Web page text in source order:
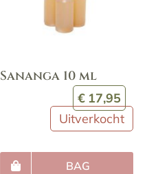
Sananga 10 ml
€ 17,95
Uitverkocht
BAG